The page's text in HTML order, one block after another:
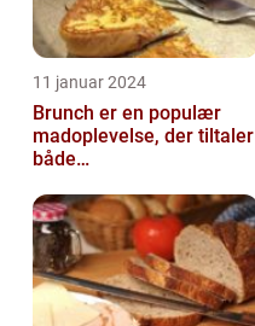
11 januar 2024
Brunch er en populær
madoplevelse, der tiltaler
både
dem, der elsker at
forkæle...